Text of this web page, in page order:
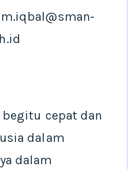
cepat dan
dalam
dalam